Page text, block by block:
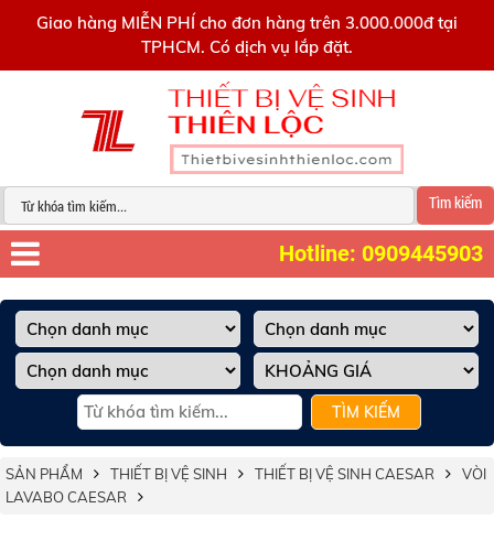
Giao hàng MIỄN PHÍ cho đơn hàng trên 3.000.000đ tại
TPHCM. Có dịch vụ lắp đặt.
Tìm kiếm
Hotline: 0909445903
TÌM KIẾM
SẢN PHẨM THIẾT BỊ VỆ SINH THIẾT BỊ VỆ SINH CAESAR
VÒI
LAVABO CAESAR
0909445903